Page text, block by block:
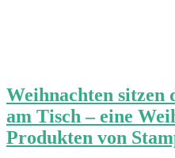
Weihnachten sitzen
am Tisch – eine
Produkten von